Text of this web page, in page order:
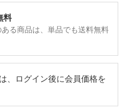
料
る商品は、単品でも送料無料
、ログイン後に会員価格を